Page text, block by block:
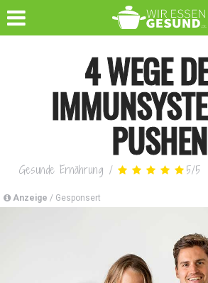
4 WEGE
PUSHEN
Gesunde Ernährung / 5/5
Anzeige / Gesponsert